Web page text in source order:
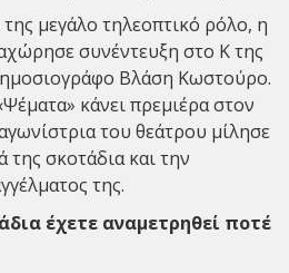
μεγάλο τηλεοπτικό ρόλο, η
συνέντευξη στο K της
Βλάση Κωστούρο.
κάνει πρεμιέρα στον
του θεάτρου μίλησε
της σκοτάδια και την
της.
έχετε αναμετρηθεί ποτέ